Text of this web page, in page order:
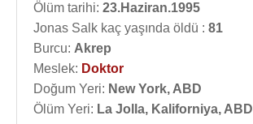
Ölüm tarihi: 23.Haziran.1995
Jonas Salk kaç yaşında öldü : 81
Burcu: Akrep
Meslek: Doktor
Doğum Yeri: New York, ABD
Ölüm Yeri: La Jolla, Kaliforniya, ABD